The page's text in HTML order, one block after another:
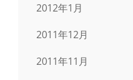
2012年1月
2011年12月
2011年11月